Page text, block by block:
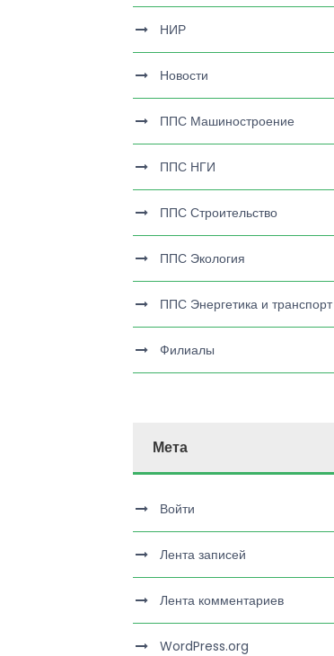
НИР
Новости
ППС Машиностроение
ППС НГИ
ППС Строительство
ППС Экология
ППС Энергетика и транспорт
Филиалы
Мета
Войти
Лента записей
Лента комментариев
WordPress.org